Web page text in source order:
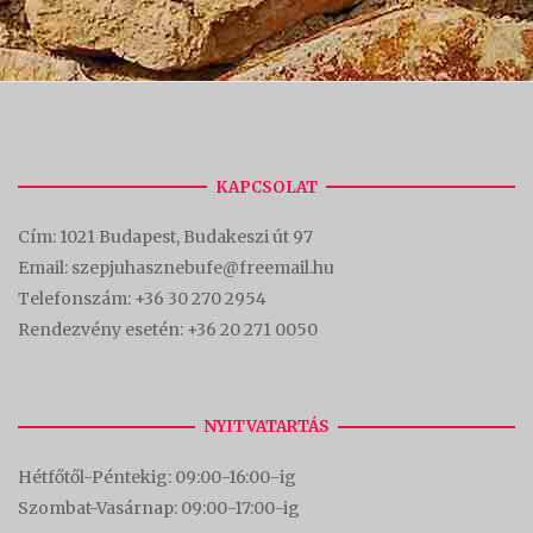
KAPCSOLAT
Cím: 1021 Budapest, Budakeszi út 97
Email: szepjuhasznebufe@freemail.hu
Telefonszám: +36 30 270 2954
Rendezvény esetén: +36 20 271 0050
NYITVATARTÁS
Hétfőtől-Péntekig: 09:00-16:00-ig
Szombat-Vasárnap: 09:00-17:00-ig